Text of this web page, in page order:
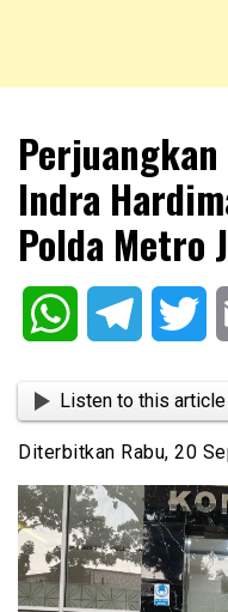
NKRIPOST
Indra
Polda Metro
WhatsAppTelegram
Listen to this article
Diterbitkan Rabu, 20